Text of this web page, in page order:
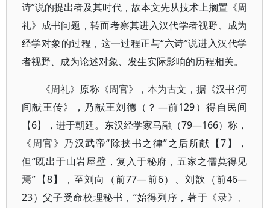
诗”说的提出者及其时代，故本文先从技术上搁置《周
礼》成书问题，转而考察其进入汉代学者视野、成为
经学对象的过程，这一过程正与“六诗”说进入汉代学
者视野、成为论述对象、发生实际影响的历程相关。
《周礼》原称《周官》，本为古文，据《汉书·河
间献王传》，乃献王刘德（？—前129）得自民间
【6】，进于朝廷。东汉经学家马融（79—166）称，
《周官》乃汉武帝“除挟书之律”之后所献【7】，
但“既出于山岩屋壁，复入于秘府，五家之儒莫得见
焉”【8】，至刘向（前77—前6）、刘歆（前46—
23）父子受命校理秘书，“始得列序，著于《录》、